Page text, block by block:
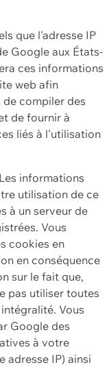
que l'adresse IP
Google aux États-
ces informations
web afin
compiler des
de fournir à
liés à l'utilisation
informations
utilisation de ce
à un serveur de
Vous
cookies en
en conséquence
sur le fait que,
pas utiliser toutes
Vous
Google des
à votre
adresse IP) ainsi